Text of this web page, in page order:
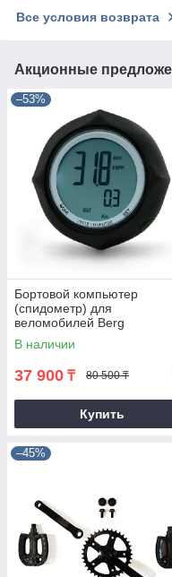
Все условия возврата
Акционные
–53%
Бортовой компьютер
(спидометр) для
веломобилей Berg
В наличии
37 900 ₸ 80 500 ₸
Купить
–45%